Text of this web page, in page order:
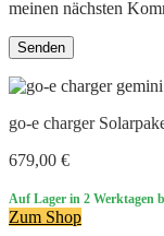
meinen nächsten
go-e charger
679,00 €
Auf Lager in 2 Werktagen
Zum Shop